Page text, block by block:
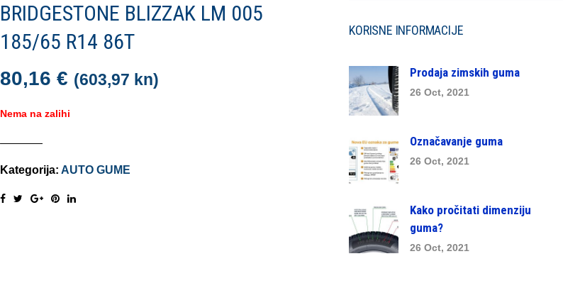
BRIDGESTONE BLIZZAK LM 005
185/65 R14 86T
80,16 € (603,97 kn)
Nema na zalihi
Kategorija: AUTO GUME
KORISNE INFORMACIJE
Prodaja zimskih guma
26 Oct, 2021
Označavanje guma
26 Oct, 2021
Kako pročitati dimenziju
guma?
26 Oct, 2021